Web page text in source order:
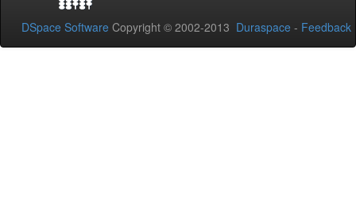
DSpace Software Copyright © 2002-2013 Duraspace - Feedback